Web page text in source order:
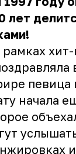
лет
певица
начала